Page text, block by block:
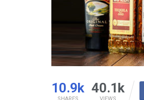
10.9k
SHARES
40.1k
VIEWS